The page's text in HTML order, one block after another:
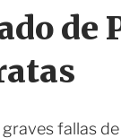
s
o
de
fallas